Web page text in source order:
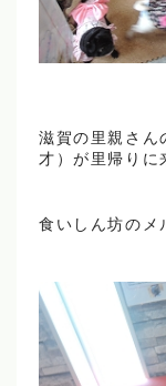
滋賀の里親さん
才）が里帰り
食いしん坊のメ